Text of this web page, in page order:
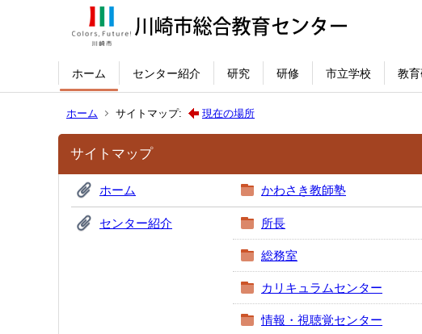
ホーム センター紹介 研究 研修 市立学校 教
ホーム サイトマップ: 現在の場所
サイトマップ
ホーム かわさき教師塾
センター紹介 所長
総務室
カリキュラムセンター
情報・視聴覚センター